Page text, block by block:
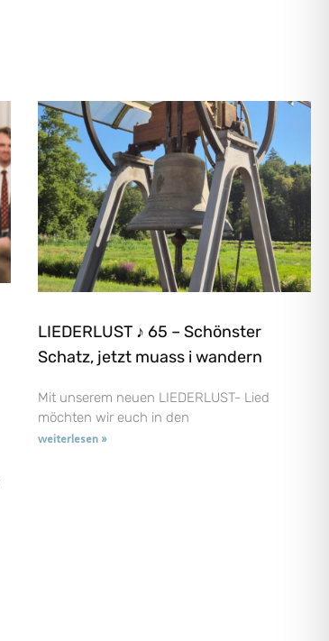
LIEDERLUST ♪ 65 – Schönster
Schatz, jetzt muass i wandern
Mit unserem neuen LIEDERLUST- Lied
möchten wir euch in den
weiterlesen »